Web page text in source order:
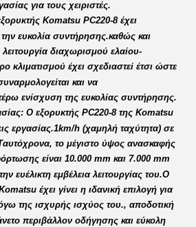
για τους χειριστές.
Komatsu PC220-8 έχει
ευκολία συντήρησης.καθώς και
διαχωρισμού ελαίου-
κλιματισμού έχει σχεδιαστεί έτσι ώστε
και να
ενίσχυση της ευκολίας συντήρησης.
Ο εξορυκτής PC220-8 της Komatsu
εργασίας.1km/h (χαμηλή ταχύτητα) σε
το μέγιστο ύψος ανασκαφής
είναι 10.000 mm και 7.000 mm
ευέλικτη εμβέλεια λειτουργίας του.Ο
έχει γίνει η ιδανική επιλογή για
της ισχυρής ισχύος του., αποδοτική
περιβάλλον οδήγησης και εύκολη